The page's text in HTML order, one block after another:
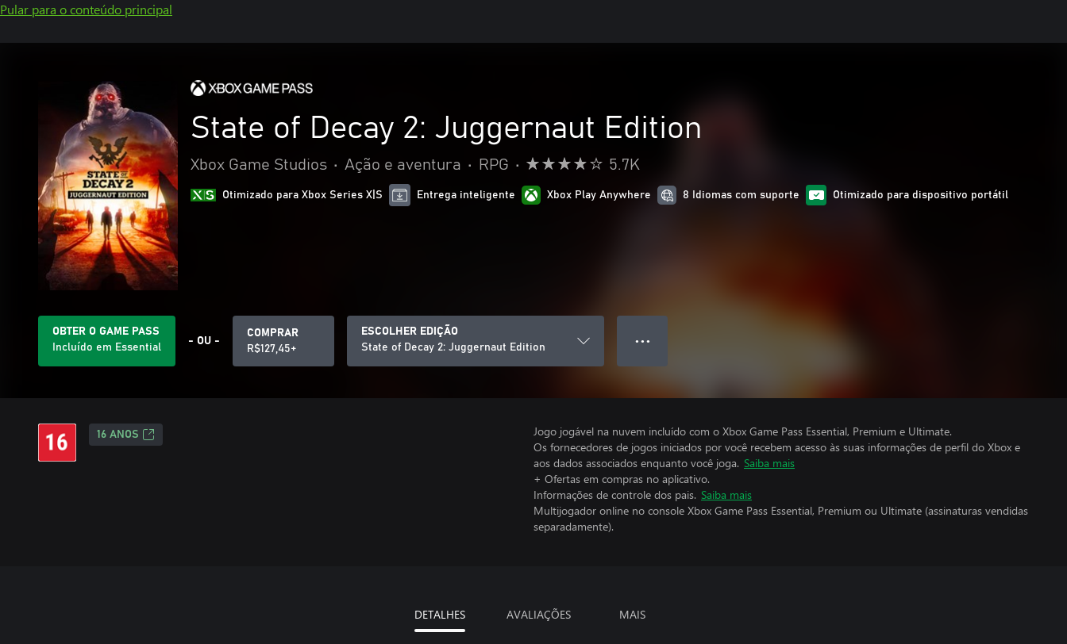
Pular para o conteúdo principal
State of Decay 2: Juggernaut Edition
Xbox Game Studios • Ação e aventura • RPG • 5.7K
Otimizado para Xbox Series X|S Entrega inteligente Xbox Play Anywhere 8 Idiomas com suporte Otimizado para dispositivo portátil
OBTER O GAME PASS
Incluído em Essential
- OU -
COMPRAR
R$127,45+
ESCOLHER EDIÇÃO
State of Decay 2: Juggernaut Edition
● ● ●
16 ANOS
Jogo jogável na nuvem incluído com o Xbox Game Pass Essential, Premium e Ultimate.
Os fornecedores de jogos iniciados por você recebem acesso às suas informações de perfil do Xbox e
aos dados associados enquanto você joga. Saiba mais
+ Ofertas em compras no aplicativo.
Informações de controle dos pais. Saiba mais
Multijogador online no console Xbox Game Pass Essential, Premium ou Ultimate (assinaturas vendidas
separadamente).
DETALHES AVALIAÇÕES MAIS